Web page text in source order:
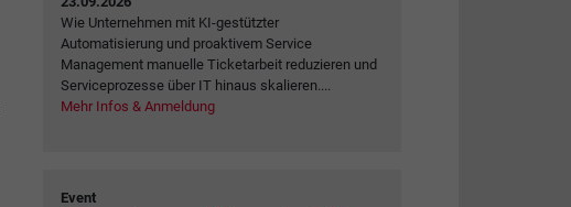
Wie Unternehmen mit KI-gestützter
Automatisierung und proaktivem Service
Management manuelle Ticketarbeit reduzieren und
Serviceprozesse über IT hinaus skalieren....
Mehr Infos & Anmeldung
Event